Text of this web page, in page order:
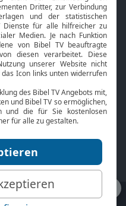
Bibelthek Online-Bibel
Nächster Gottesdienst
Kontakt
TV-Empfang
Datenschutz